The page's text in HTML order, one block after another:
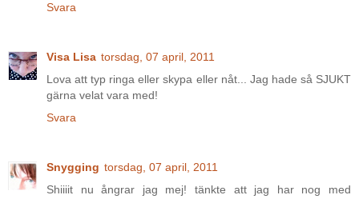
Svara
Visa Lisa torsdag, 07 april, 2011
Lova att typ ringa eller skypa eller nåt... Jag hade så SJUKT
gärna velat vara med!
Svara
Snygging torsdag, 07 april, 2011
Shiiiit nu ångrar jag mej! tänkte att jag har nog med